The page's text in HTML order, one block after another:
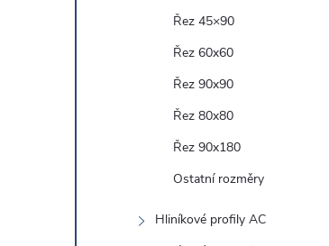
Řez 45×90
Řez 60x60
Řez 90x90
Řez 80x80
Řez 90x180
Ostatní rozměry
Hliníkové profily AC